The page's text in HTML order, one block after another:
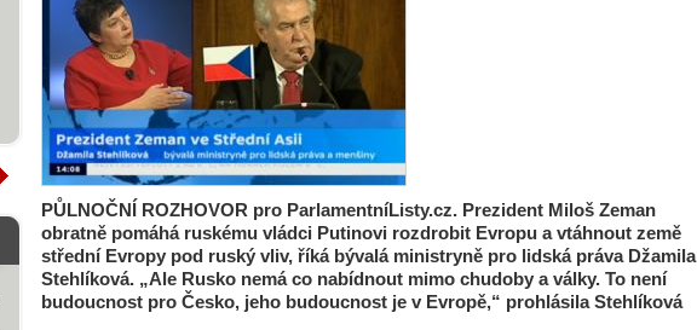
PŮLNOČNÍ ROZHOVOR pro ParlamentníListy.cz. Prezident Miloš Zeman
obratně pomáhá ruskému vládci Putinovi rozdrobit Evropu a vtáhnout země
střední Evropy pod ruský vliv, říká bývalá ministryně pro lidská práva Džamila
Stehlíková. „Ale Rusko nemá co nabídnout mimo chudoby a války. To není
budoucnost pro Česko, jeho budoucnost je v Evropě,“ prohlásila Stehlíková